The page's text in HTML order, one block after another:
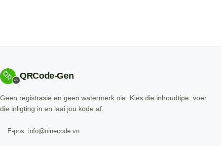
QRCode-Gen
Geen registrasie en geen watermerk nie. Kies die inhoudtipe, voer
die inligting in en laai jou kode af.
E-pos: info@ninecode.vn